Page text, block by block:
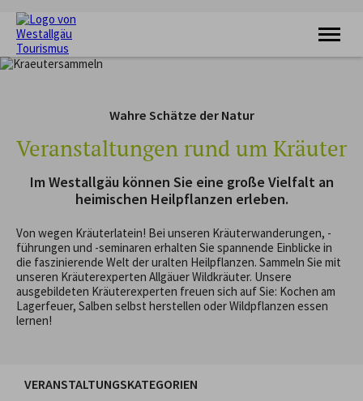
FERIENORTE
UNTERKÜNFTE
VERANSTALTUNGEN
Wahre Schätze der Natur
Veranstaltungen rund um Kräuter
Im Westallgäu können Sie eine große Vielfalt an
heimischen Heilpflanzen erleben.
Von wegen Kräuterlatein! Bei unseren Kräuterwanderungen, -
führungen und -seminaren erhalten Sie spannende Einblicke in
die faszinierende Welt der uralten Heilpflanzen. Sammeln Sie mit
unseren Kräuterexperten Allgäuer Wildkräuter. Unsere
ausgebildeten Kräuterexperten freuen sich auf Sie: Kochen am
Lagerfeuer, Salben selbst herstellen oder Wildpflanzen essen
lernen!
VERANSTALTUNGSKATEGORIEN